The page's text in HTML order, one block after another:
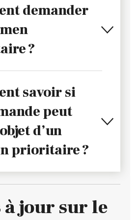
demander
?
savoir si
peut
d’un
prioritaire ?
à jour sur le